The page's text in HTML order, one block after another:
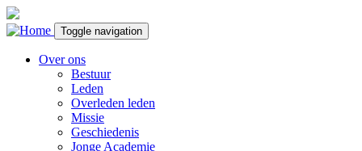
Overslaan en naar de inhoud gaan
Toggle navigation
Over ons
Bestuur
Leden
Overleden leden
Missie
Geschiedenis
Jonge Academie